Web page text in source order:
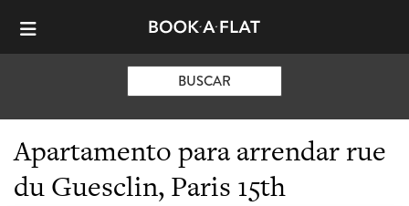
BUSCAR
Apartamento para arrendar rue
du Guesclin, Paris 15th